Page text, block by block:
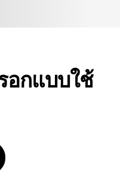
อกแบบใช้